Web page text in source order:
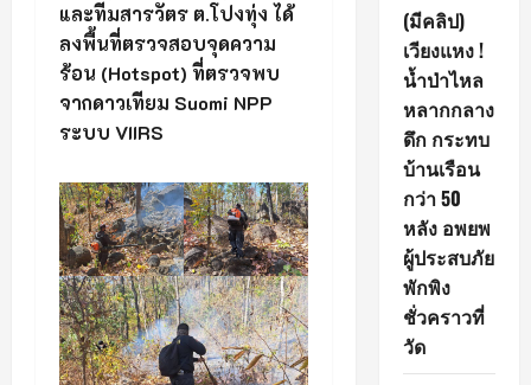
และทีมสารวัตร ต.โปงทุ่ง ได้
ลงพื้นที่ตรวจสอบจุดความ
ร้อน (Hotspot) ที่ตรวจพบ
จากดาวเทียม Suomi NPP
ระบบ VIIRS
(มีคลิป)
เวียงแหง !
น้ำป่าไหล
หลากกลาง
ดึก กระทบ
บ้านเรือน
กว่า 50
หลัง อพยพ
ผู้ประสบภัย
พักพิง
ชั่วคราวที่
วัด